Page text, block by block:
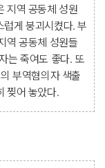
지역 공동체 성원
럽게 붕괴시켰다. 부
역 공동체 성원들
는 죽여도 좋다. 또
부역혐의자 색출
찢어 놓았다.